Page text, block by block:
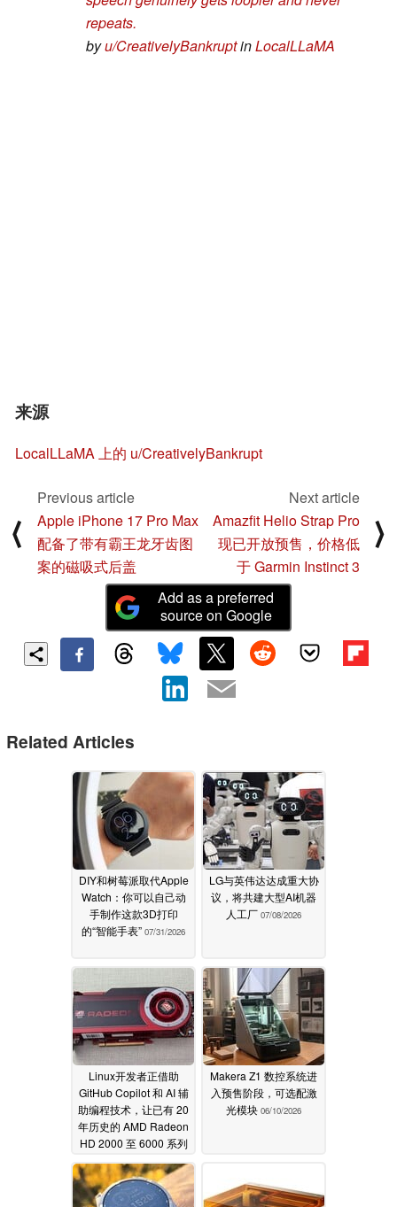
repeats.
byu/CreativelyBankruptinLocalLLaMA
来源
LocalLLaMA 上的 u/CreativelyBankrupt
⟨
Previous article
Apple iPhone 17 Pro Max
配备了带有霸王龙牙齿图
案的磁吸式后盖
Next article
Amazfit Helio Strap Pro
现已开放预售，价格低
于 Garmin Instinct 3
⟩
Add as a preferred
source on Google
Related Articles
DIY和树莓派取代Apple
Watch：你可以自己动
手制作这款3D打印
的“智能手表” 07/31/2026
LG与英伟达达成重大协
议，将共建大型AI机器
人工厂 07/08/2026
Linux开发者正借助
GitHub Copilot 和 AI 辅
助编程技术，让已有 20
年历史的 AMD Radeon
HD 2000 至 6000 系列
06/11/2026
Makera Z1 数控系统进
入预售阶段，可选配激
光模块 06/10/2026